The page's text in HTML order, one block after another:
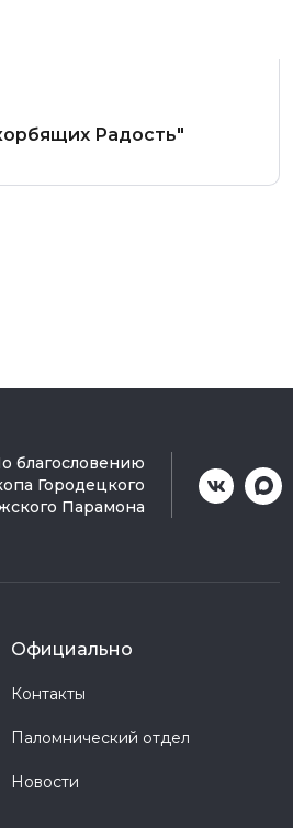
Радость"
благословению
Городецкого
Парамона
Официально
Контакты
Паломнический отдел
Новости